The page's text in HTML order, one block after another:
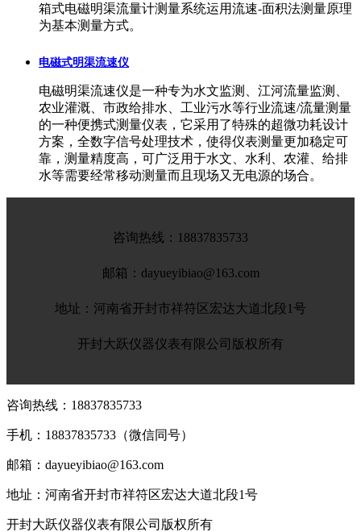
箱式电磁明渠流量计测量系统运用流速-面积法测量原理
为基本测量方式。
电磁式明渠流速仪
电磁明渠流速仪是一种专为水文监测、江河流量监测、
农业灌溉、市政给排水、工业污水等行业流速/流量测量
的一种便携式测量仪表，它采用了特殊的超微功耗设计
方案，全数字信号处理技术，使得仪表测量更加稳定可
靠，测量精度高，可广泛用于水文、水利、农灌、给排
水等需要经常移动测量而且现场又无电源的场合。
咨询热线： 18837835733
邮箱：dayueyibiao@163.com
地址：河南省开封市祥符区宏达大道北段1号
开封大跃仪器仪表有限公司版权所有
咨询热线： 18837835733
手机： 18837835733（微信同号）
邮箱：dayueyibiao@163.com
地址：河南省开封市祥符区宏达大道北段1号
开封大跃仪器仪表有限公司版权所有